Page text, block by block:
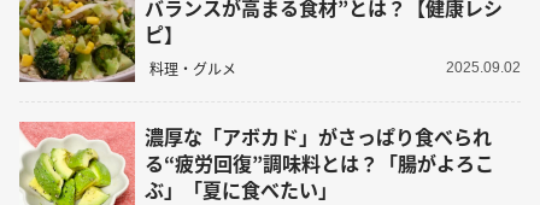
バランスが高まる食材”とは？【健康レシ
ピ】
料理・グルメ 2025.09.02
濃厚な「アボカド」がさっぱり食べられ
る“疲労回復”調味料とは？「腸がよろこ
ぶ」「夏に食べたい」